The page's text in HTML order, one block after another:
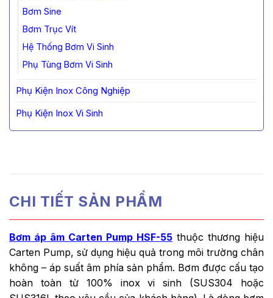
Bơm Sine
Bơm Trục Vít
Hệ Thống Bơm Vi Sinh
Phụ Tùng Bơm Vi Sinh
Phụ Kiện Inox Công Nghiệp
Phụ Kiện Inox Vi Sinh
CHI TIẾT SẢN PHẨM
Bơm áp âm Carten Pump HSF-55 thuộc thương hiệu
Carten Pump, sử dụng hiệu quả trong môi trường chân
không – áp suất âm phía sản phẩm. Bơm được cấu tạo
hoàn toàn từ 100% inox vi sinh (SUS304 hoặc